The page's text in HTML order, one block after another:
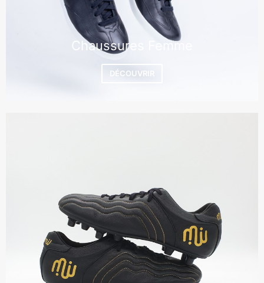
Chaussures Femme
DÉCOUVRIR